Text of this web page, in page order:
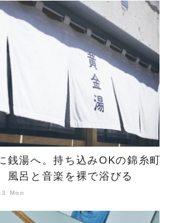
銭湯へ。持ち込みOKの錦糸町
風呂と音楽を裸で浴びる
Mon